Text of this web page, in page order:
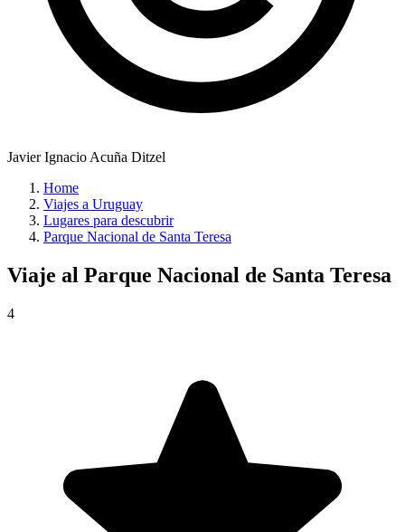
Javier Ignacio Acuña Ditzel
Home
Viajes a Uruguay
Lugares para descubrir
Parque Nacional de Santa Teresa
Viaje al Parque Nacional de Santa Teresa
4